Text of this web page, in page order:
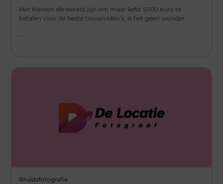
Met klanten die bereid zijn om maar liefst 5000 euro te
betalen voor de beste trouwvideo’s, is het geen wonder
...
Bruidsfotografie